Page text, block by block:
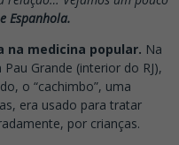
Espanhola.
na medicina popular. Na
Grande (interior do RJ),
o “cachimbo”, uma
era usado para tratar
por crianças.